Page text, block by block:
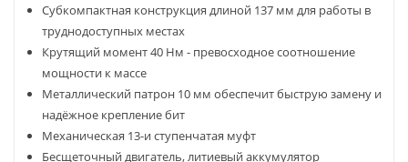
Субкомпактная конструкция длиной 137 мм для работы в
труднодоступных местах
Крутящий момент 40 Нм - превосходное соотношение
мощности к массе
Металлический патрон 10 мм обеспечит быструю замену и
надёжное крепление бит
Механическая 13-и ступенчатая муфт
Бесщеточный двигатель, литиевый аккумулятор